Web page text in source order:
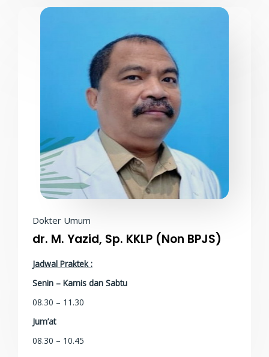
Dokter Umum
dr. M. Yazid, Sp. KKLP (Non BPJS)
Jadwal Praktek :
Senin – Kamis dan Sabtu
08.30 – 11.30
Jum’at
08.30 – 10.45